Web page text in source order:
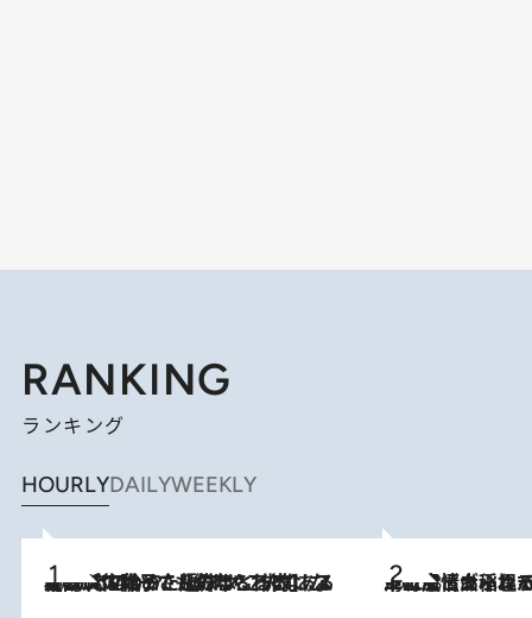
RANKING
ランキング
HOURLYDAILYWEEKLY
2026.8.5
【阿川佐和子さんの年とる力】なぜ70代で始めた趣味は“こんなに楽しい”のか？ ピアノ、俳句…スランプに陥っても続けられる“ある秘訣”とは 2026.8.5
下町風情あふれる台北屈指の人気エリア・大稲埕でセンスのいい台湾土産《ヴ